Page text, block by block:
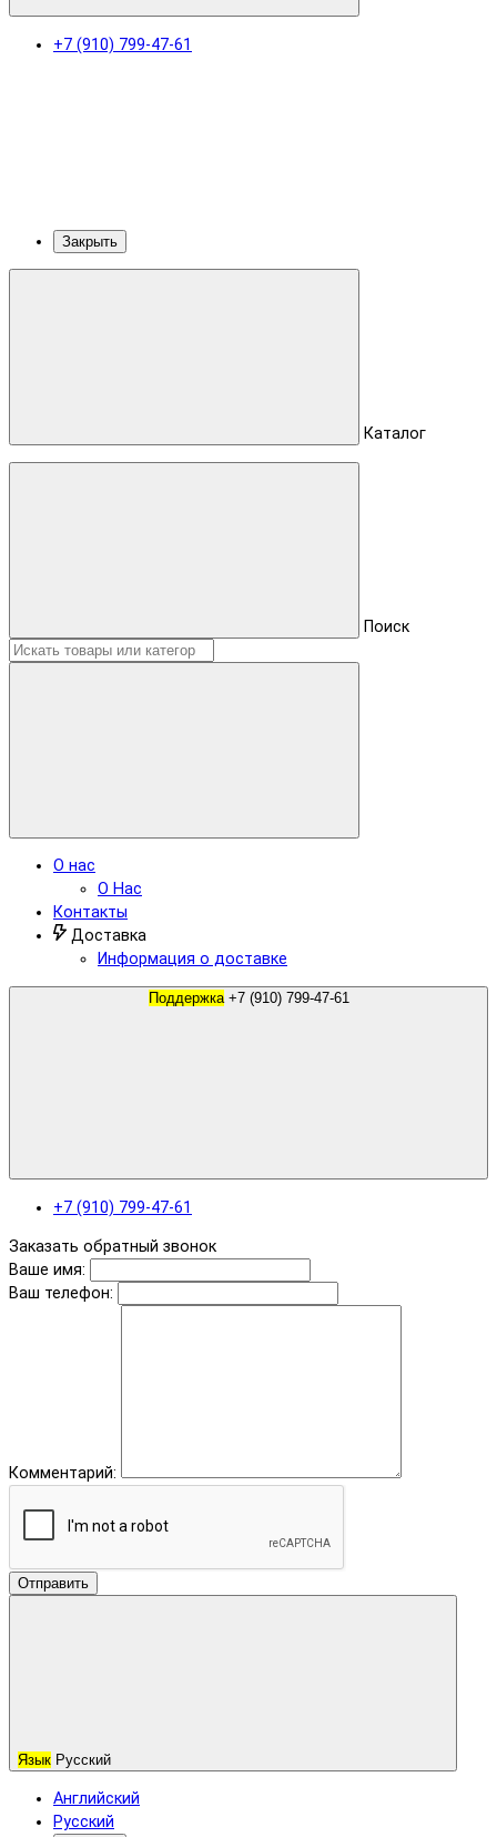
+7 (910) 799-47-61
Закрыть
Каталог
Поиск
О нас
О Нас
Контакты
Доставка
Информация о доставке
Поддержка +7 (910) 799-47-61
+7 (910) 799-47-61
Заказать обратный звонок
Ваше имя:
Ваш телефон:
Комментарий:
Отправить
Язык Русский
Английский
Русский